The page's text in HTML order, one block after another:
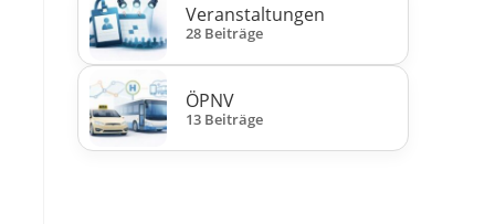
Veranstaltungen
28 Beiträge
ÖPNV
13 Beiträge